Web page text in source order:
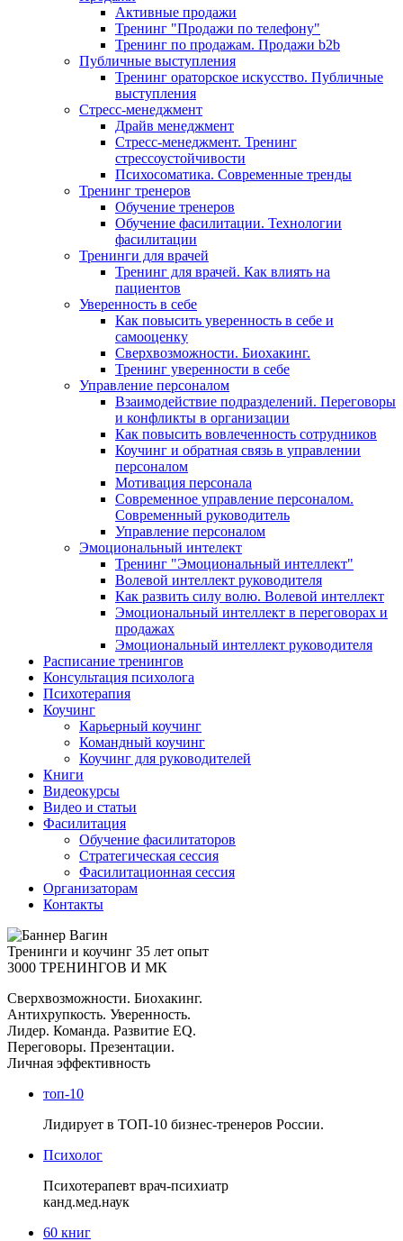
Активные продажи
Тренинг "Продажи по телефону"
Тренинг по продажам. Продажи b2b
Публичные выступления
Тренинг ораторское искусство. Публичные
выступления
Стресс-менеджмент
Драйв менеджмент
Стресс-менеджмент. Тренинг
стрессоустойчивости
Психосоматика. Современные тренды
Тренинг тренеров
Обучение тренеров
Обучение фасилитации. Технологии
фасилитации
Тренинги для врачей
Тренинг для врачей. Как влиять на
пациентов
Уверенность в себе
Как повысить уверенность в себе и
самооценку
Сверхвозможности. Биохакинг.
Тренинг уверенности в себе
Управление персоналом
Взаимодействие подразделений. Переговоры
и конфликты в организации
Как повысить вовлеченность сотрудников
Коучинг и обратная связь в управлении
персоналом
Мотивация персонала
Современное управление персоналом.
Современный руководитель
Управление персоналом
Эмоциональный интелект
Тренинг "Эмоциональный интеллект"
Волевой интеллект руководителя
Как развить силу волю. Волевой интеллект
Эмоциональный интеллект в переговорах и
продажах
Эмоциональный интеллект руководителя
Расписание тренингов
Консультация психолога
Психотерапия
Коучинг
Карьерный коучинг
Командный коучинг
Коучинг для руководителей
Книги
Видеокурсы
Видео и статьи
Фасилитация
Обучение фасилитаторов
Стратегическая сессия
Фасилитационная сессия
Организаторам
Контакты
Тренинги и коучинг 35 лет опыт
3000 ТРЕНИНГОВ И МК
Сверхвозможности. Биохакинг.
Антихрупкость. Уверенность.
Лидер. Команда. Развитие EQ.
Переговоры. Презентации.
Личная эффективность
топ-10
Лидирует в ТОП-10 бизнес-тренеров России.
Психолог
Психотерапевт врач-психиатр
канд.мед.наук
60 книг